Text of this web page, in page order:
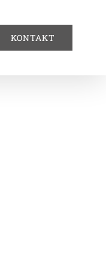
KONTAKT